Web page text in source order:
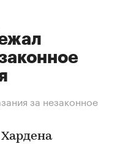
за незаконное